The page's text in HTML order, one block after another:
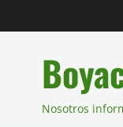
Nosotros